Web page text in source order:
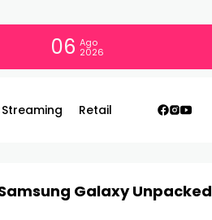
06 Ago
2026
Streaming Retail
Galaxy Unpacked